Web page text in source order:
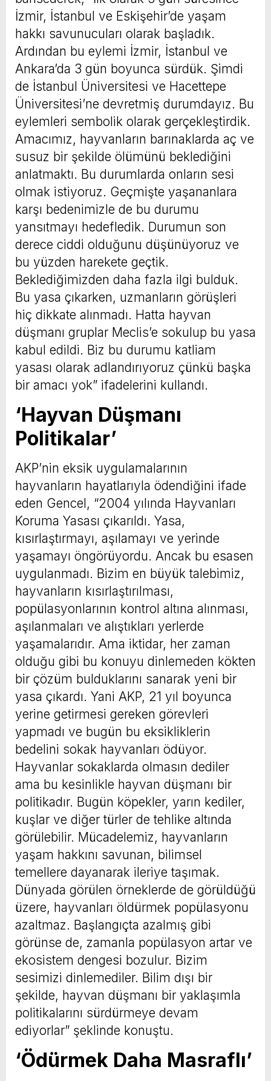
İzmir, İstanbul ve Eskişehir’de yaşam
hakkı savunucuları olarak başladık.
Ardından bu eylemi İzmir, İstanbul ve
Ankara’da 3 gün boyunca sürdük. Şimdi
de İstanbul Üniversitesi ve Hacettepe
Üniversitesi’ne devretmiş durumdayız. Bu
eylemleri sembolik olarak gerçekleştirdik.
Amacımız, hayvanların barınaklarda aç ve
susuz bir şekilde ölümünü beklediğini
anlatmaktı. Bu durumlarda onların sesi
olmak istiyoruz. Geçmişte yaşananlara
karşı bedenimizle de bu durumu
yansıtmayı hedefledik. Durumun son
derece ciddi olduğunu düşünüyoruz ve
bu yüzden harekete geçtik.
Beklediğimizden daha fazla ilgi bulduk.
Bu yasa çıkarken, uzmanların görüşleri
hiç dikkate alınmadı. Hatta hayvan
düşmanı gruplar Meclis’e sokulup bu yasa
kabul edildi. Biz bu durumu katliam
yasası olarak adlandırıyoruz çünkü başka
bir amacı yok” ifadelerini kullandı.
‘Hayvan Düşmanı
Politikalar’
AKP’nin eksik uygulamalarının
hayvanların hayatlarıyla ödendiğini ifade
eden Gencel, “2004 yılında Hayvanları
Koruma Yasası çıkarıldı. Yasa,
kısırlaştırmayı, aşılamayı ve yerinde
yaşamayı öngörüyordu. Ancak bu esasen
uygulanmadı. Bizim en büyük talebimiz,
hayvanların kısırlaştırılması,
popülasyonlarının kontrol altına alınması,
aşılanmaları ve alıştıkları yerlerde
yaşamalarıdır. Ama iktidar, her zaman
olduğu gibi bu konuyu dinlemeden kökten
bir çözüm bulduklarını sanarak yeni bir
yasa çıkardı. Yani AKP, 21 yıl boyunca
yerine getirmesi gereken görevleri
yapmadı ve bugün bu eksikliklerin
bedelini sokak hayvanları ödüyor.
Hayvanlar sokaklarda olmasın dediler
ama bu kesinlikle hayvan düşmanı bir
politikadır. Bugün köpekler, yarın kediler,
kuşlar ve diğer türler de tehlike altında
görülebilir. Mücadelemiz, hayvanların
yaşam hakkını savunan, bilimsel
temellere dayanarak ileriye taşımak.
Dünyada görülen örneklerde de görüldüğü
üzere, hayvanları öldürmek popülasyonu
azaltmaz. Başlangıçta azalmış gibi
görünse de, zamanla popülasyon artar ve
ekosistem dengesi bozulur. Bizim
sesimizi dinlemediler. Bilim dışı bir
şekilde, hayvan düşmanı bir yaklaşımla
politikalarını sürdürmeye devam
ediyorlar” şeklinde konuştu.
‘Ödürmek Daha Masraflı’